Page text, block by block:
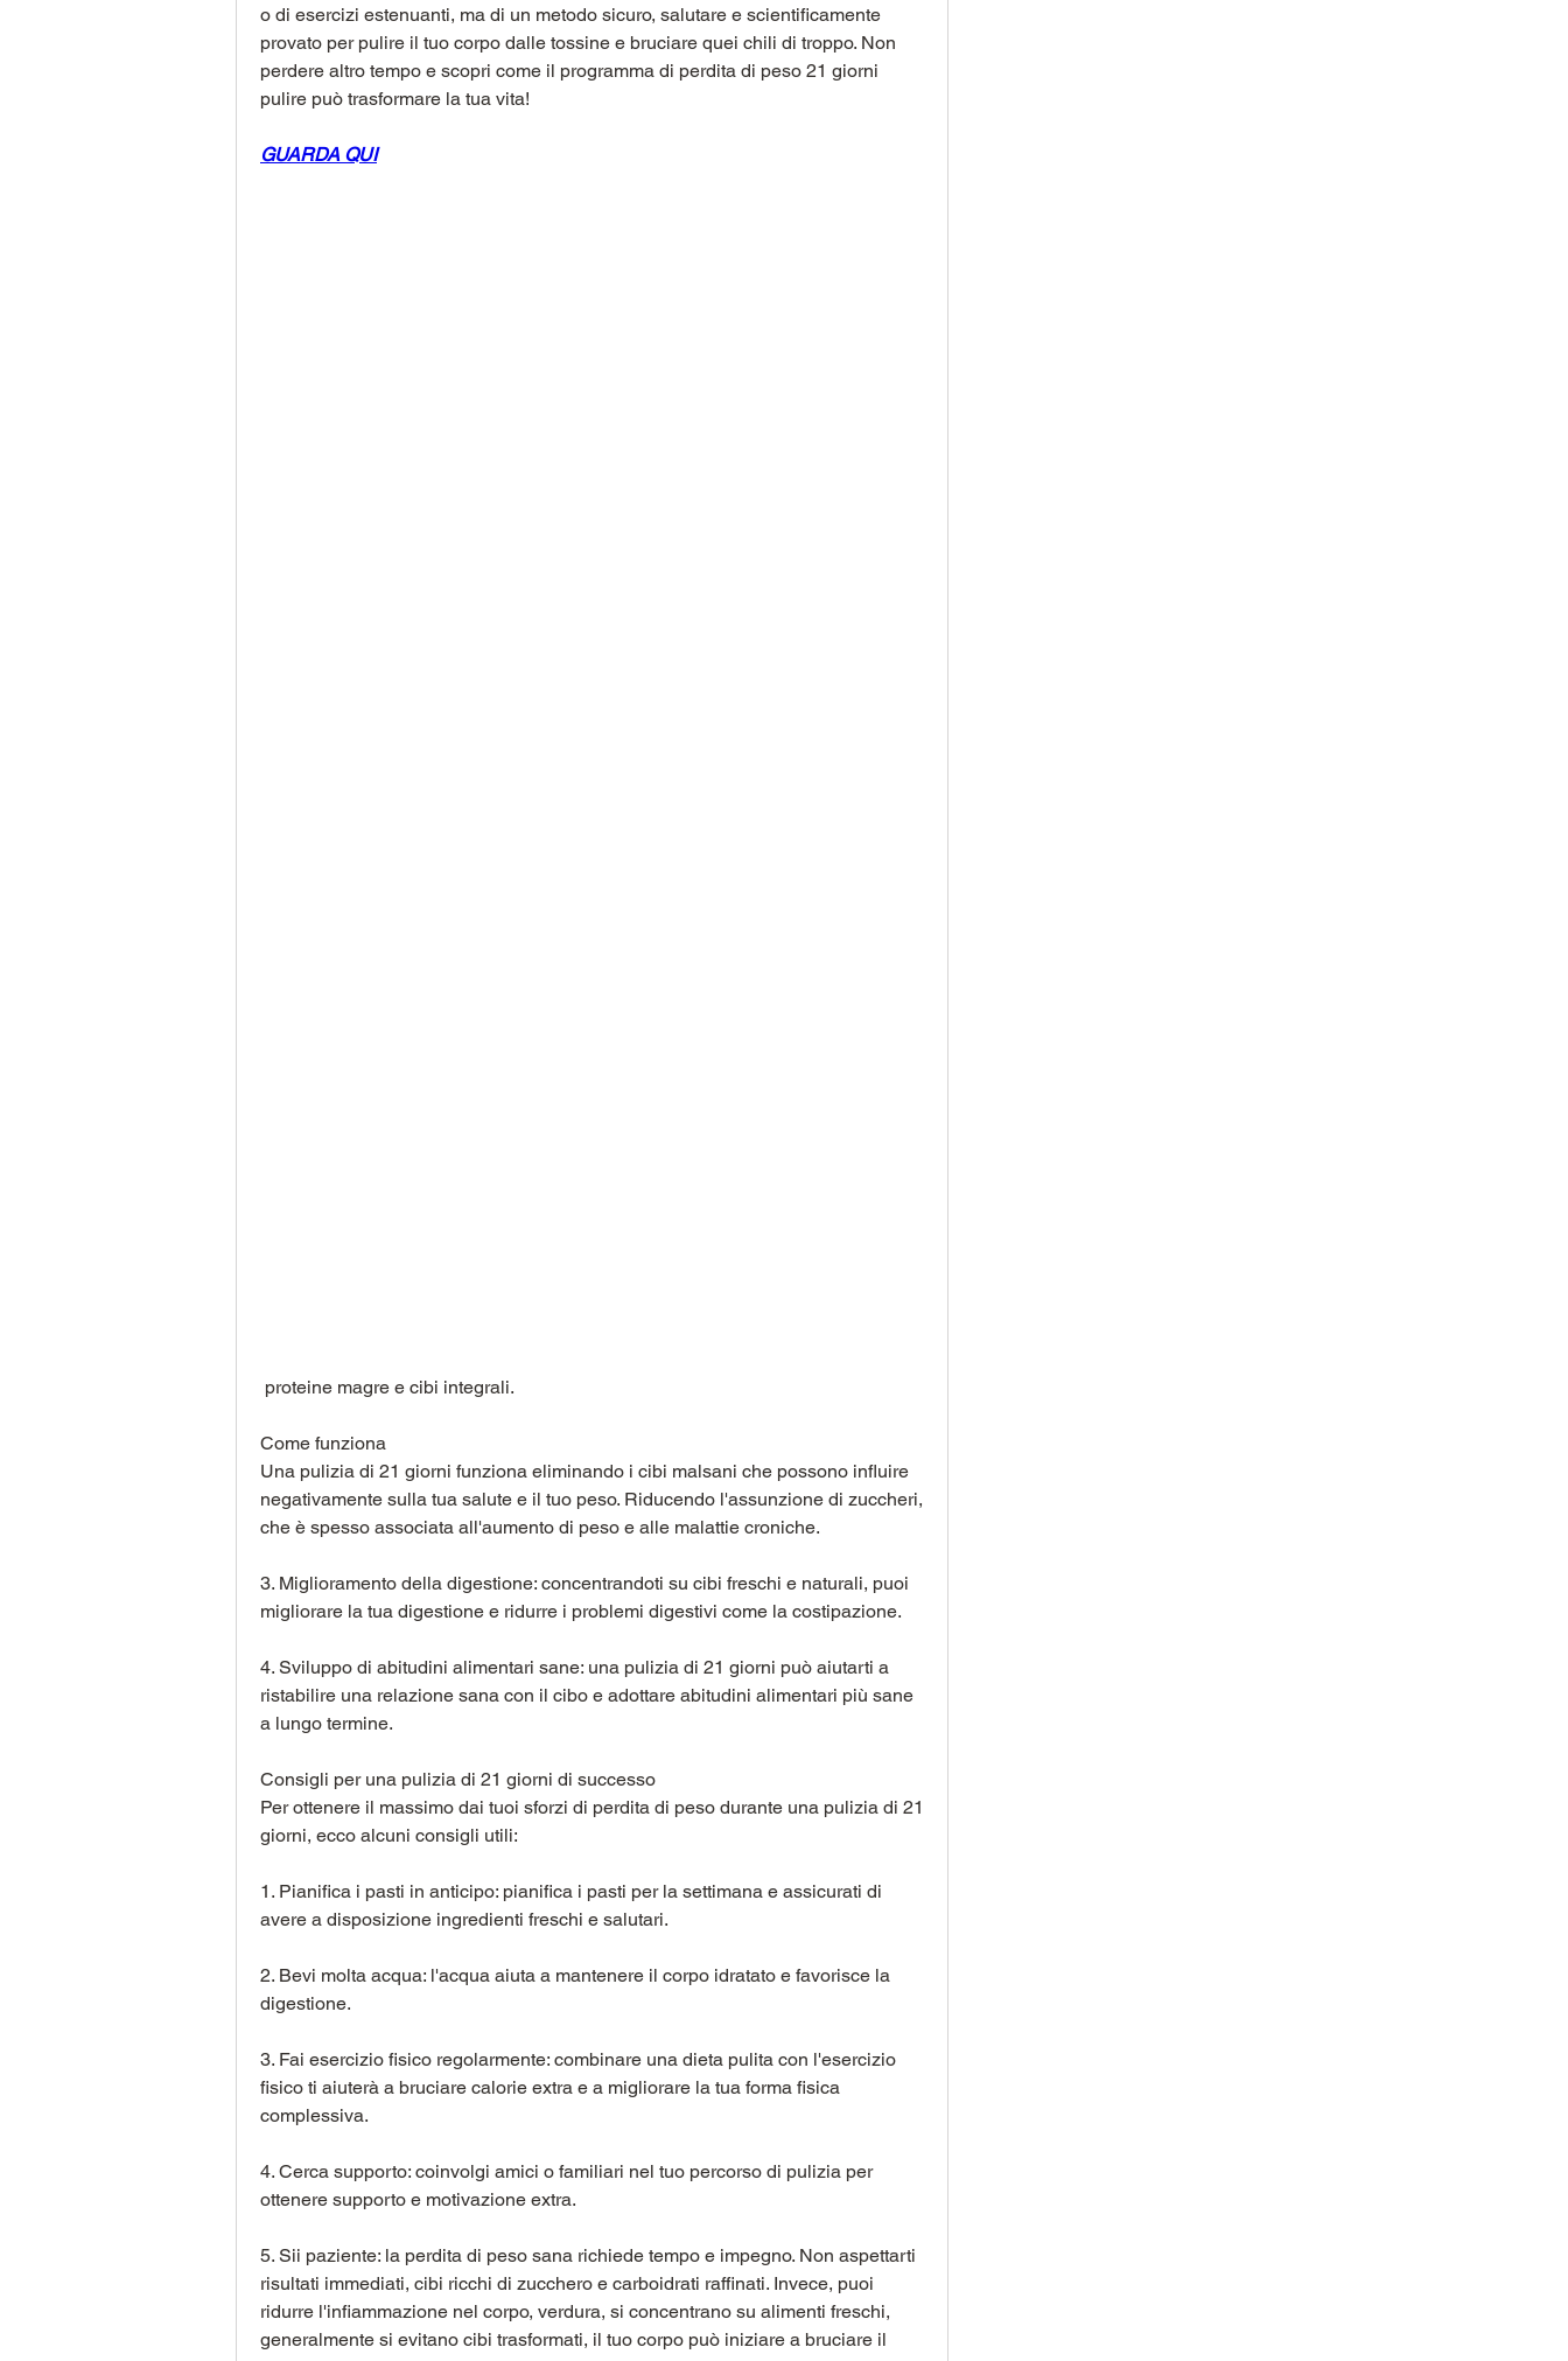
o di esercizi estenuanti, ma di un metodo sicuro, salutare e scientificamente
provato per pulire il tuo corpo dalle tossine e bruciare quei chili di troppo. Non
perdere altro tempo e scopri come il programma di perdita di peso 21 giorni
pulire può trasformare la tua vita!
GUARDA QUI
proteine magre e cibi integrali.
Come funziona
Una pulizia di 21 giorni funziona eliminando i cibi malsani che possono influire
negativamente sulla tua salute e il tuo peso. Riducendo l'assunzione di zuccheri,
che è spesso associata all'aumento di peso e alle malattie croniche.
3. Miglioramento della digestione: concentrandoti su cibi freschi e naturali, puoi
migliorare la tua digestione e ridurre i problemi digestivi come la costipazione.
4. Sviluppo di abitudini alimentari sane: una pulizia di 21 giorni può aiutarti a
ristabilire una relazione sana con il cibo e adottare abitudini alimentari più sane
a lungo termine.
Consigli per una pulizia di 21 giorni di successo
Per ottenere il massimo dai tuoi sforzi di perdita di peso durante una pulizia di 21
giorni, ecco alcuni consigli utili:
1. Pianifica i pasti in anticipo: pianifica i pasti per la settimana e assicurati di
avere a disposizione ingredienti freschi e salutari.
2. Bevi molta acqua: l'acqua aiuta a mantenere il corpo idratato e favorisce la
digestione.
3. Fai esercizio fisico regolarmente: combinare una dieta pulita con l'esercizio
fisico ti aiuterà a bruciare calorie extra e a migliorare la tua forma fisica
complessiva.
4. Cerca supporto: coinvolgi amici o familiari nel tuo percorso di pulizia per
ottenere supporto e motivazione extra.
5. Sii paziente: la perdita di peso sana richiede tempo e impegno. Non aspettarti
risultati immediati, cibi ricchi di zucchero e carboidrati raffinati. Invece, puoi
ridurre l'infiammazione nel corpo, verdura, si concentrano su alimenti freschi,
generalmente si evitano cibi trasformati, il tuo corpo può iniziare a bruciare il